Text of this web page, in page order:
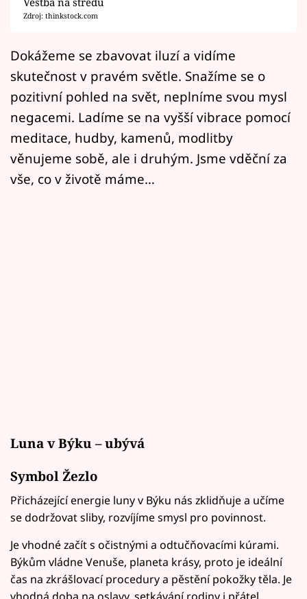
Filmový festival Karlovy Vary
Mámy sobě
Přihlášení
Sledujte nás
Zdroj: thinkstock.com
Dokážeme se zbavovat iluzí a vidíme
skutečnost v pravém světle. Snažíme se o
pozitivní pohled na svět, neplníme svou mysl
negacemi. Ladíme se na vyšší vibrace pomocí
meditace, hudby, kamenů, modlitby
věnujeme sobě, ale i druhým. Jsme vděční za
vše, co v životě máme…
Luna v Býku – ubývá
Symbol Žezlo
Přicházející energie luny v Býku nás zklidňuje a učíme
se dodržovat sliby, rozvíjíme smysl pro povinnost.
Je vhodné začít s očistnými a odtučňovacími kúrami.
Býkům vládne Venuše, planeta krásy, proto je ideální
čas na zkrášlovací procedurya pěstění pokožky těla. Je